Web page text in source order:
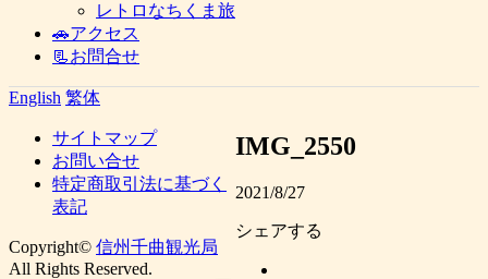
レトロなちくま旅
🚗アクセス
📃お問合せ
English 繁体
IMG_2550
2021/8/27
シェアする
サイトマップ
お問い合せ
特定商取引法に基づく
表記
Copyright© 信州千曲観光局
All Rights Reserved.